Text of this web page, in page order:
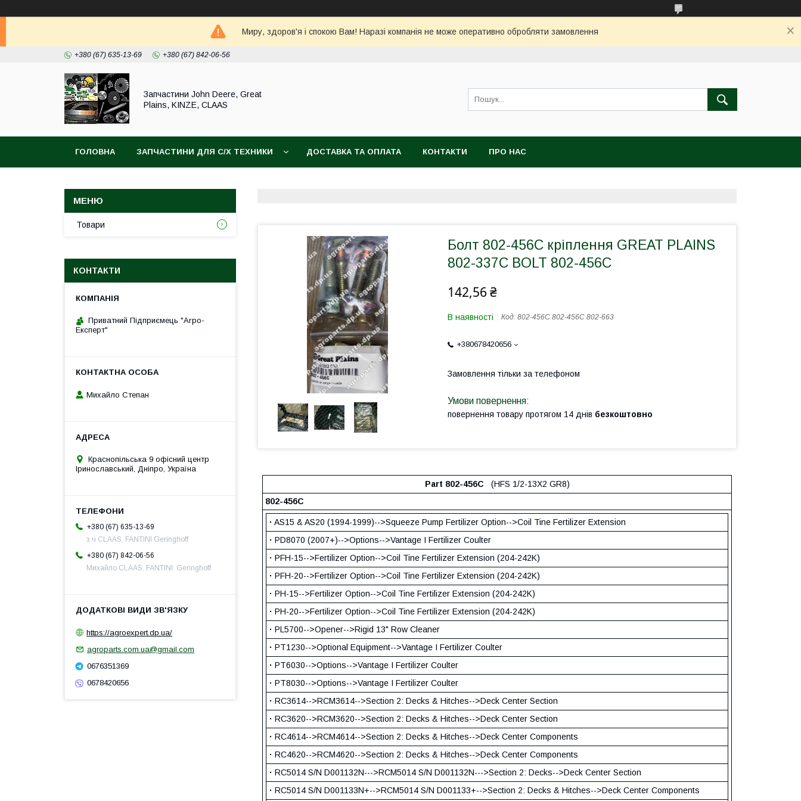
Миру, здоров'я і спокою Вам! Наразі компанія не може оперативно обробляти замовлення
+380 (67) 635-13-69 +380 (67) 842-06-56
Запчастини John Deere, Great
Plains, KINZE, CLAAS
ГОЛОВНА ЗАПЧАСТИНИ ДЛЯ С/Х ТЕХНИКИ ДОСТАВКА ТА ОПЛАТА КОНТАКТИ ПРО НАС
Болт 802-456C кріплення GREAT PLAINS
802-337C BOLT 802-456C
142,56 ₴
В наявності Код: 802-456C 802-456С 802-663
+380678420656
Замовлення тільки за телефоном
повернення товару протягом 14 днів безкоштовно
Part 802-456C (HFS 1/2-13X2 GR8)
802-456С
· AS15 & AS20 (1994-1999)-->Squeeze Pump Fertilizer Option-->Coil Tine Fertilizer Extension
· PD8070 (2007+)-->Options-->Vantage I Fertilizer Coulter
· PFH-15-->Fertilizer Option-->Coil Tine Fertilizer Extension (204-242K)
· PFH-20-->Fertilizer Option-->Coil Tine Fertilizer Extension (204-242K)
· PH-15-->Fertilizer Option-->Coil Tine Fertilizer Extension (204-242K)
· PH-20-->Fertilizer Option-->Coil Tine Fertilizer Extension (204-242K)
· PL5700-->Opener-->Rigid 13" Row Cleaner
· PT1230-->Optional Equipment-->Vantage I Fertilizer Coulter
· PT6030-->Options-->Vantage I Fertilizer Coulter
· PT8030-->Options-->Vantage I Fertilizer Coulter
· RC3614-->RCM3614-->Section 2: Decks & Hitches-->Deck Center Section
· RC3620-->RCM3620-->Section 2: Decks & Hitches-->Deck Center Section
· RC4614-->RCM4614-->Section 2: Decks & Hitches-->Deck Center Components
· RC4620-->RCM4620-->Section 2: Decks & Hitches-->Deck Center Components
· RC5014 S/N D001132N--->RCM5014 S/N D001132N--->Section 2: Decks-->Deck Center Section
· RC5014 S/N D001133N+-->RCM5014 S/N D001133+-->Section 2: Decks & Hitches-->Deck Center Components
Товари
КОНТАКТИ
Приватний Підприємець "Агро-
Експерт"
Михайло Степан
Краснопільська 9 офісний центр
Іринославський, Дніпро, Україна
+380 (67) 635-13-69
з.ч CLAAS, FANTINI Geringhoff
+380 (67) 842-06-56
Михайло CLAAS, FANTINI. Geringhoff
https://agroexpert.dp.ua/
agroparts.com.ua@gmail.com
0676351369
0678420656